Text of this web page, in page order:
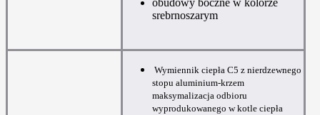
obudowy boczne w kolorze
srebrnoszarym
Wymiennik ciepła C5 z nierdzewnego
stopu aluminium-krzem
maksymalizacja odbioru
wyprodukowanego w kotle ciepła